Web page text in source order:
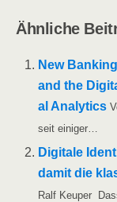
Ähn­li­che
New
and the
al Ana­ly­tics
seit einiger…
Digi­ta­le
damit die
Ralf Keu­per